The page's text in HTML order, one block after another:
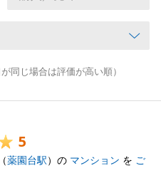
同じ場合は評価が高い順）
5
（薬園台駅）の マンション を ご